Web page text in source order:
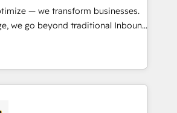
interfaces avec vos logiciels
utilisateurs 🎓
— we transform businesses.
we go beyond traditional Inbound
exclusive methodologies:
Together, they form a powerful
has driven success for over 800
Partners, we